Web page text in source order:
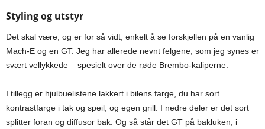
Styling og utstyr
Det skal være, og er for så vidt, enkelt å se forskjellen på en vanlig
Mach-E og en GT. Jeg har allerede nevnt felgene, som jeg synes er
svært vellykkede – spesielt over de røde Brembo-kaliperne.
I tillegg er hjulbuelistene lakkert i bilens farge, du har sort
kontrastfarge i tak og speil, og egen grill. I nedre deler er det sort
splitter foran og diffusor bak. Og så står det GT på bakluken, i